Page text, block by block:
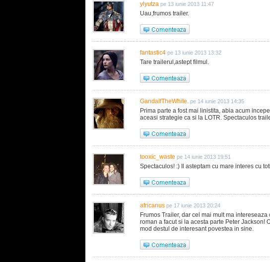
ylyutza pe 13 iunie 2013 11:47
Uau,frumos trailer.
fantastic4 pe 13 iunie 2013 13:32
Tare trailerul,astept filmul.
GandalfTheWhite. pe 14 iunie 2013 14:35
Prima parte a fost mai linistita, abia acum
aceasi strategie ca si la LOTR. Spectaculos
tooxic_waste pe 14 iunie 2013 19:51
Spectaculos! :) Il asteptam cu mare interes cu
africanus pe 17 iunie 2013 20:24
Frumos Trailer, dar cel mai mult ma
roman a facut si la acesta parte Peter Jackson!
mod destul de interesant povestea in sine.